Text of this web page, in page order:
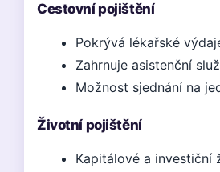
Cestovní pojištění
Pokrývá lékařské
Zahrnuje asistenční
Možnost sjednání na
Životní pojištění
Kapitálové a investiční